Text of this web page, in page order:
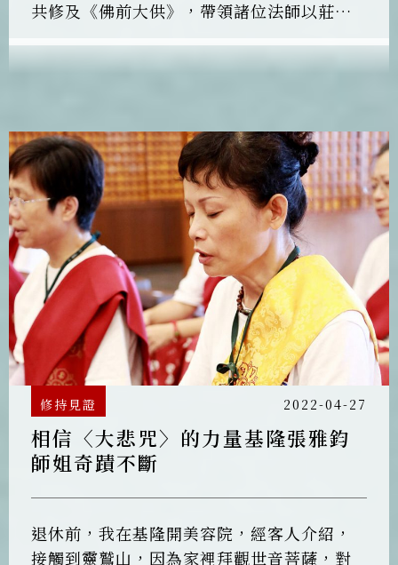
共修及《佛前大供》，帶領諸位法師以莊嚴
力，祝福每一位的學員及功德主，順緣增
修持見證 2022-04-27
相信〈大悲咒〉的力量基隆張雅鈞
師姐奇蹟不斷
退休前，我在基隆開美容院，經客人介紹，
接觸到靈鷲山，因為家裡拜觀世音菩薩，對